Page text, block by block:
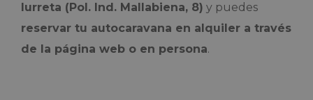
Iurreta (Pol. Ind. Mallabiena, 8) y puedes
reservar tu autocaravana en alquiler a través
de la página web o en persona.